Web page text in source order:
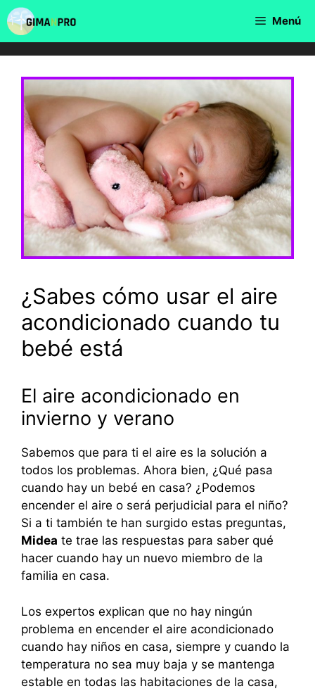
Saltar
al
contenido
Menú
¿Sabes cómo usar el aire
acondicionado cuando tu
bebé está
El aire acondicionado en
invierno y verano
Sabemos que para ti el aire es la solución a
todos los problemas. Ahora bien, ¿Qué pasa
cuando hay un bebé en casa? ¿Podemos
encender el aire o será perjudicial para el niño?
Si a ti también te han surgido estas preguntas,
Midea te trae las respuestas para saber qué
hacer cuando hay un nuevo miembro de la
familia en casa.
Los expertos explican que no hay ningún
problema en encender el aire acondicionado
cuando hay niños en casa, siempre y cuando la
temperatura no sea muy baja y se mantenga
estable en todas las habitaciones de la casa,